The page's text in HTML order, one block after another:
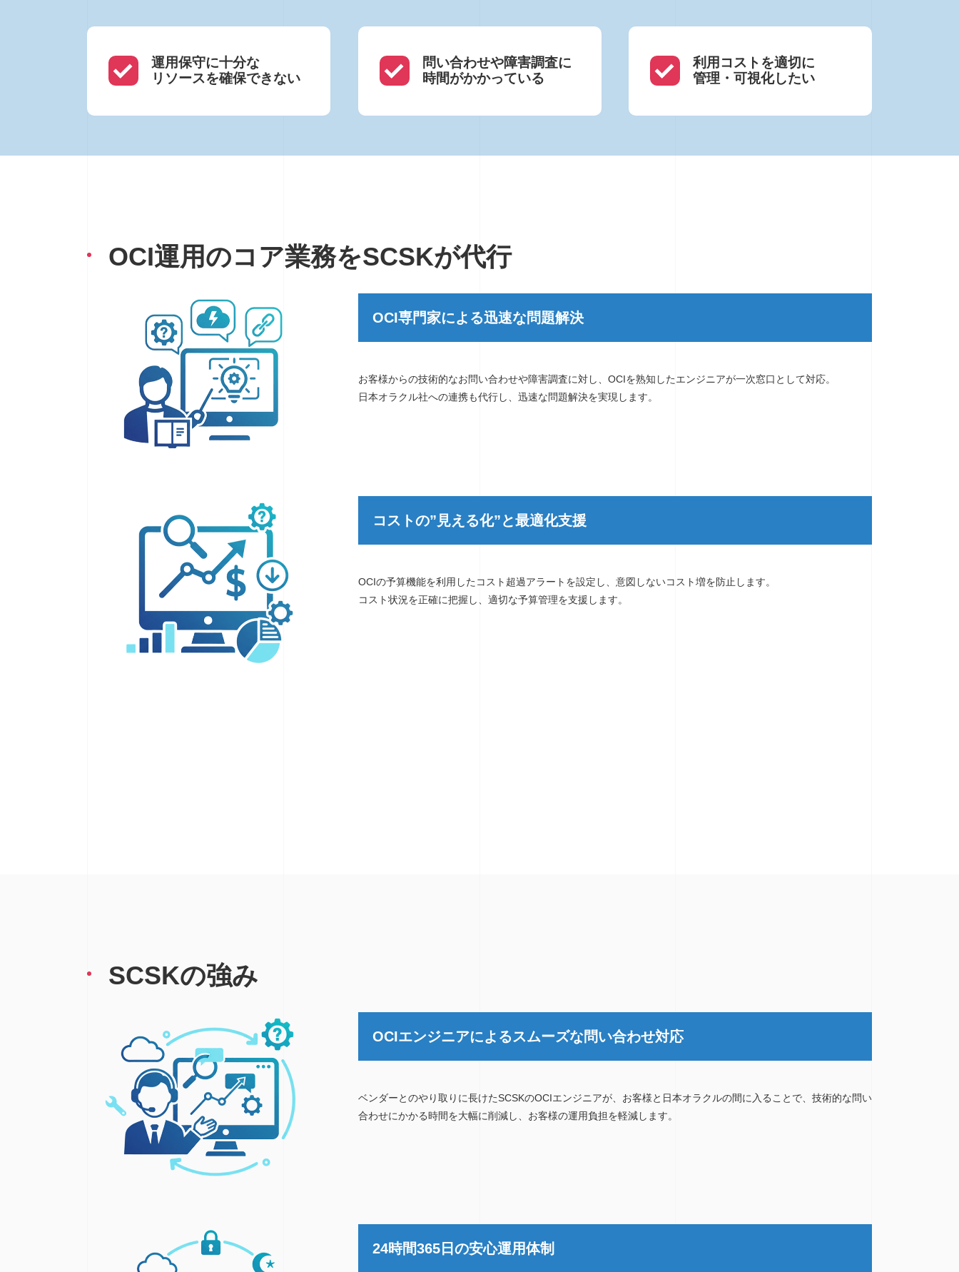
運用保守に十分な
リソースを確保できない
問い合わせや障害調査に
時間がかかっている
利用コストを適切に
管理・可視化したい
OCI運用のコア業務をSCSKが代行
OCI専門家による迅速な問題解決
お客様からの技術的なお問い合わせや障害調査に対し、OCIを熟知したエンジニアが一次窓口として対応。
日本オラクル社への連携も代行し、迅速な問題解決を実現します。
コストの”見える化”と最適化支援
OCIの予算機能を利用したコスト超過アラートを設定し、意図しないコスト増を防止します。
コスト状況を正確に把握し、適切な予算管理を支援します。
SCSKの強み
OCIエンジニアによるスムーズな問い合わせ対応
ベンダーとのやり取りに長けたSCSKのOCIエンジニアが、お客様と日本オラクルの間に入ることで、技術的な問い
合わせにかかる時間を大幅に削減し、お客様の運用負担を軽減します。
24時間365日の安心運用体制